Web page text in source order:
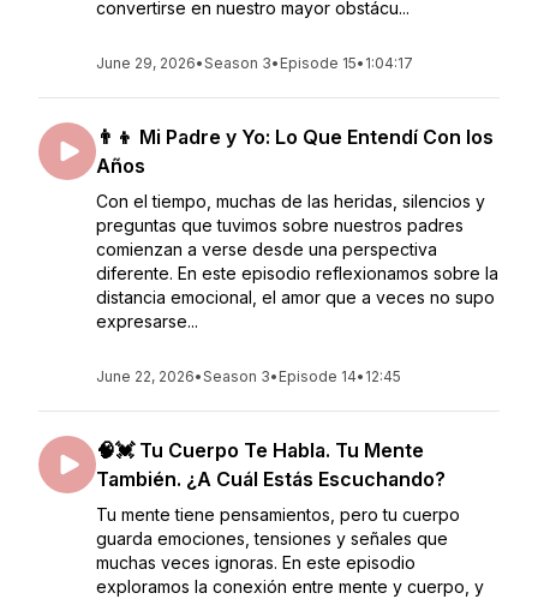
convertirse en nuestro mayor obstácu...
June 29, 2026•Season 3• Episode 15• 1:04:17
👨‍👦 Mi Padre y Yo: Lo Que Entendí Con los
Años
Con el tiempo, muchas de las heridas, silencios y
preguntas que tuvimos sobre nuestros padres
comienzan a verse desde una perspectiva
diferente. En este episodio reflexionamos sobre la
distancia emocional, el amor que a veces no supo
expresarse...
June 22, 2026•Season 3• Episode 14• 12:45
🧠💓 Tu Cuerpo Te Habla. Tu Mente
También. ¿A Cuál Estás Escuchando?
Tu mente tiene pensamientos, pero tu cuerpo
guarda emociones, tensiones y señales que
muchas veces ignoras. En este episodio
exploramos la conexión entre mente y cuerpo, y